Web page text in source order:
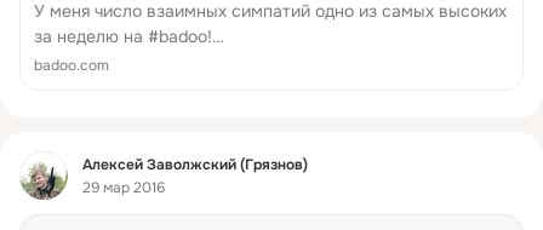
У меня число взаимных симпатий одно из самых высоких
за неделю на #badoo!
http://badoo.com/ru/b/503745850/1318310567/7/
badoo.com
Фид
Алексей Заволжский (Грязнов)
29 мар 2016